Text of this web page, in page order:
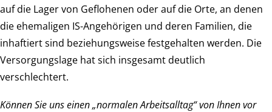
auf die Lager von Geflohenen oder auf die Orte, an denen
die ehemaligen IS-Angehörigen und deren Familien, die
inhaftiert sind beziehungsweise festgehalten werden. Die
Versorgungslage hat sich insgesamt deutlich
verschlechtert.
Können Sie uns einen „normalen Arbeitsalltag“ von Ihnen vor